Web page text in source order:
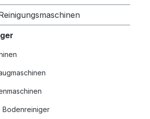
Bodenreiniger